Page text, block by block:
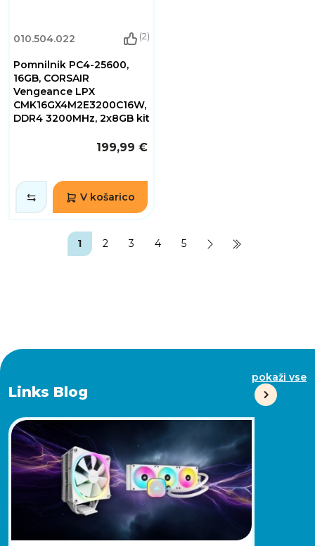
010.504.022 (2)
Pomnilnik PC4-25600,
16GB, CORSAIR
Vengeance LPX
CMK16GX4M2E3200C16W,
DDR4 3200MHz, 2x8GB kit
199,99 €
V košarico
1 2 3 4 5
Links Blog
pokaži vse